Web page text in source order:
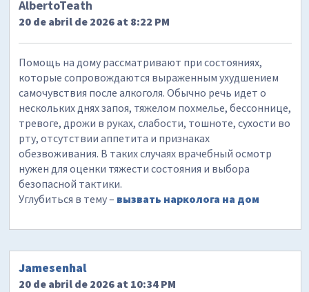
AlbertoTeath
20 de abril de 2026 at 8:22 PM
Помощь на дому рассматривают при состояниях,
которые сопровождаются выраженным ухудшением
самочувствия после алкоголя. Обычно речь идет о
нескольких днях запоя, тяжелом похмелье, бессоннице,
тревоге, дрожи в руках, слабости, тошноте, сухости во
рту, отсутствии аппетита и признаках
обезвоживания. В таких случаях врачебный осмотр
нужен для оценки тяжести состояния и выбора
безопасной тактики.
Углубиться в тему – вызвать нарколога на дом
Jamesenhal
20 de abril de 2026 at 10:34 PM